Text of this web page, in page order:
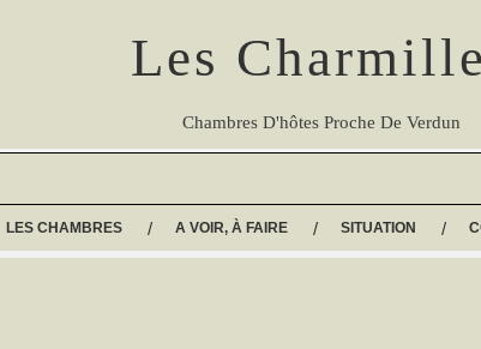
Les
Chambres D'hôtes Proche De Verdun
LES CHAMBRES A VOIR, À FAIRE SITUATION